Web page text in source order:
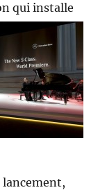
qui installe
lancement,